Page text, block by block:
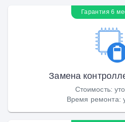
Гарантия 6
Замена
Стоимость:
Время ремонта: